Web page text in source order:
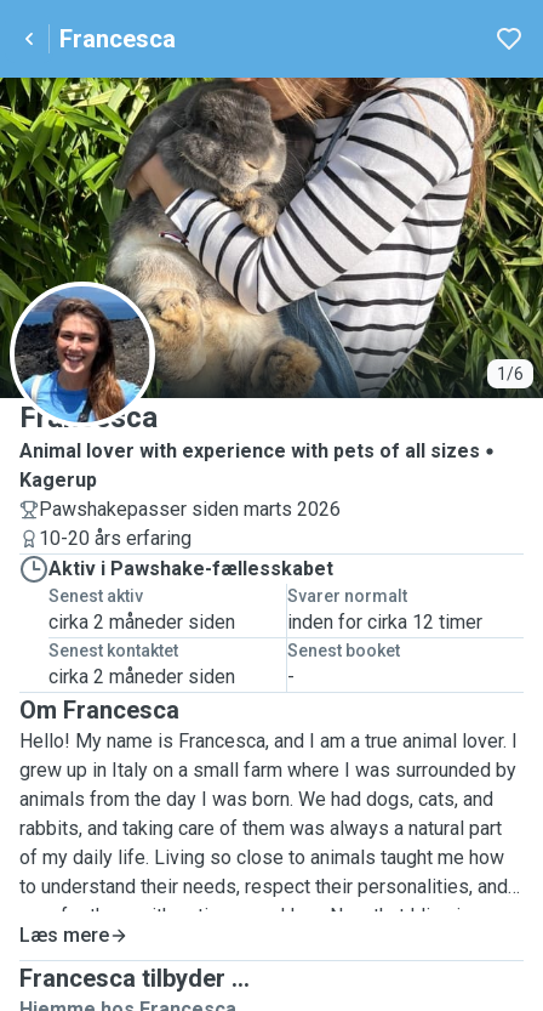
Francesca
1/6
F
Francesca
Animal lover with experience with pets of all sizes
Kagerup
Pawshakepasser siden marts 2026
10-20 års erfaring
Aktiv i Pawshake-fællesskabet
Senest aktiv
cirka 2 måneder siden
Svarer normalt
inden for cirka 12 timer
Senest kontaktet
cirka 2 måneder siden
Senest booket
-
Om Francesca
Hello! My name is Francesca, and I am a true animal lover. I
grew up in Italy on a small farm where I was surrounded by
animals from the day I was born. We had dogs, cats, and
rabbits, and taking care of them was always a natural part
of my daily life. Living so close to animals taught me how
to understand their needs, respect their personalities, and
care for them with patience and love.Now that I live in
Denmark on my own, animals are still a very important part
of my life. I currently have rabbits that live freely in my
garden and a rescue cat who is part of my family. Taking
Læs mere
Francesca tilbyder ...